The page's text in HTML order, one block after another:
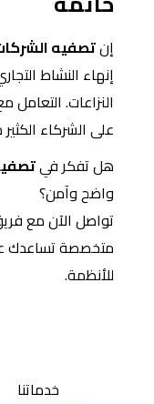
إنتصفيه
إنهاء النشاط
النزاعات. التعامل
على الشركاء
هل تفكر في
واضح وآمن؟
تواصل الآن مع
متخصصة تساعدك
للأنظمة.
خدماتنا